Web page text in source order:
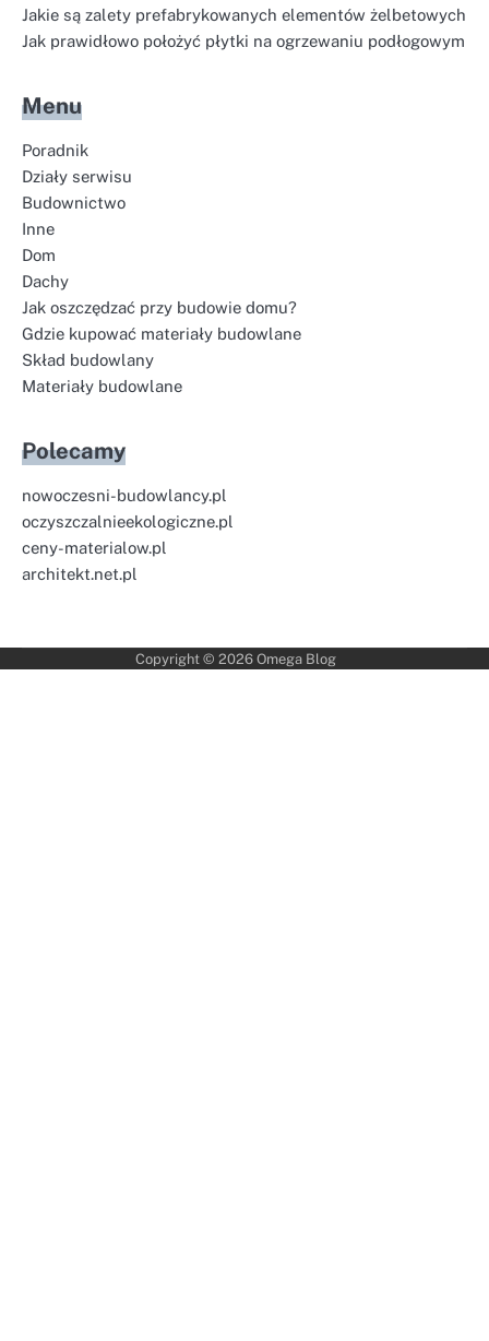
Jakie są zalety prefabrykowanych elementów żelbetowych
Jak prawidłowo położyć płytki na ogrzewaniu podłogowym
Menu
Poradnik
Działy serwisu
Budownictwo
Inne
Dom
Dachy
Jak oszczędzać przy budowie domu?
Gdzie kupować materiały budowlane
Skład budowlany
Materiały budowlane
Polecamy
nowoczesni-budowlancy.pl
oczyszczalnieekologiczne.pl
ceny-materialow.pl
architekt.net.pl
Copyright © 2026 Omega Blog